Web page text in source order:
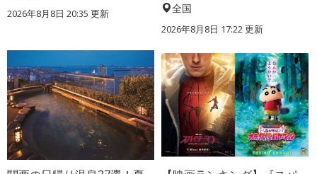
2026年8月8日 20:35 更新 全国
2026年8月8日 17:22 更新